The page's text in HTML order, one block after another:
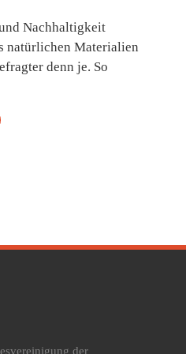
Nachhaltigkeit
natürlichen Materialien
denn je. So
der